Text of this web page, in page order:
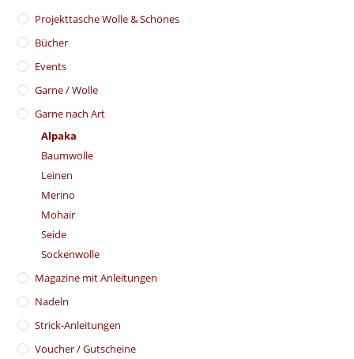
​Projekttasche Wolle & Schönes
Bücher
Events
Garne / Wolle
Garne nach Art
Alpaka
Baumwolle
Leinen
Merino
Mohair
Seide
Sockenwolle
Magazine mit Anleitungen
Nadeln
Strick-Anleitungen
Voucher / Gutscheine